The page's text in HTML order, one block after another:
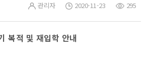
관리자 2020-11-23 295
복적 및 재입학 안내